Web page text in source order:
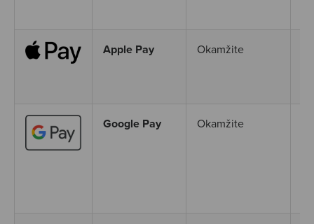
Apple Pay Okamžite
Google Pay Okamžite